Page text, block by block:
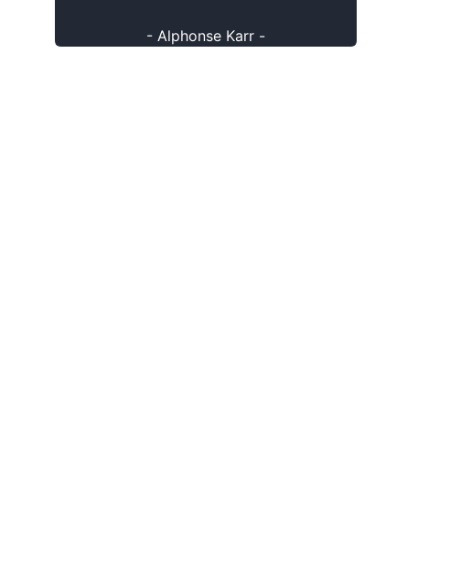
- Alphonse Karr -